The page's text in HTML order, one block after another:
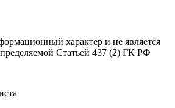
характер и не является
Статьей 437 (2) ГК РФ